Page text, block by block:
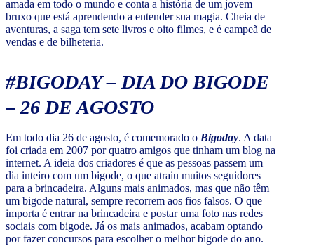
amada em todo o mundo e conta a história de um jovem
bruxo que está aprendendo a entender sua magia. Cheia de
aventuras, a saga tem sete livros e oito filmes, e é campeã de
vendas e de bilheteria.
#BIGODAY – DIA DO BIGODE
– 26 DE AGOSTO
Em todo dia 26 de agosto, é comemorado o Bigoday. A data
foi criada em 2007 por quatro amigos que tinham um blog na
internet. A ideia dos criadores é que as pessoas passem um
dia inteiro com um bigode, o que atraiu muitos seguidores
para a brincadeira. Alguns mais animados, mas que não têm
um bigode natural, sempre recorrem aos fios falsos. O que
importa é entrar na brincadeira e postar uma foto nas redes
sociais com bigode. Já os mais animados, acabam optando
por fazer concursos para escolher o melhor bigode do ano.